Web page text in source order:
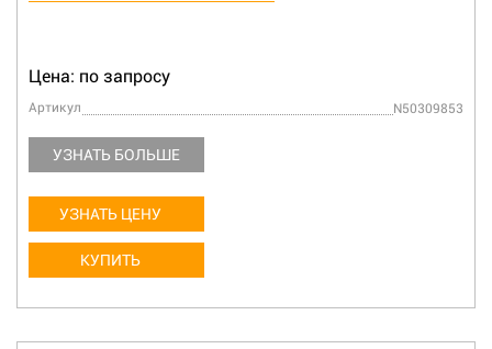
Цена: по запросу
Артикул N50309853
УЗНАТЬ БОЛЬШЕ
УЗНАТЬ ЦЕНУ
КУПИТЬ